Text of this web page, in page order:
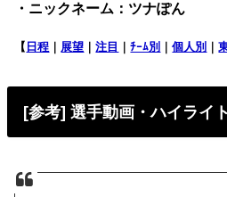
・ニックネーム：ツナぽん
【 日程 ｜ 展望 ｜注目 ｜ﾁｰﾑ別 ｜個人別 ｜
[参考] 選手動画・ハイライ